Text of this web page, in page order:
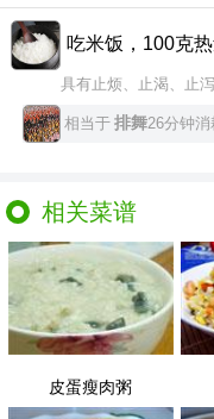
吃米饭，100克
具有止烦、止渴、止
相当于 排舞26分钟
相关菜谱
皮蛋瘦肉粥